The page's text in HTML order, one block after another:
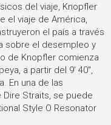
del viaje, Knopfler
el viaje de América,
el país a través
sobre el desempleo y
de Knopfler comienza
a partir del 9' 40",
En una de las
Straits, se puede
Style O Resonator